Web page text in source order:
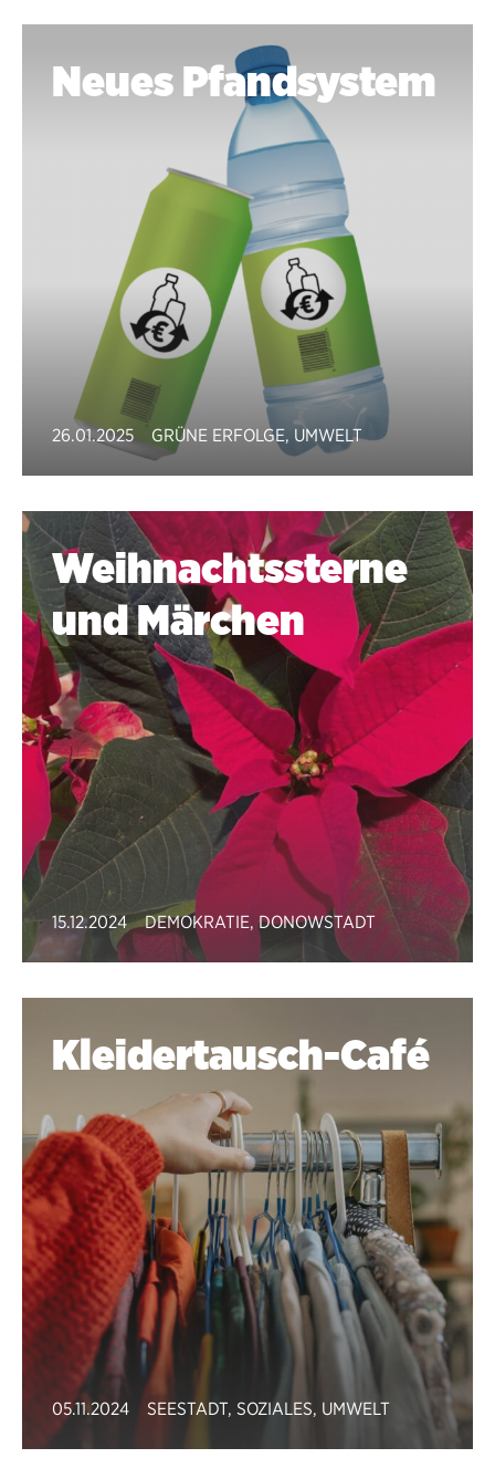
Neues Pfandsystem
26.01.2025 GRÜNE ERFOLGE, UMWELT
Weihnachtssterne
und Märchen
15.12.2024 DEMOKRATIE,DONOWSTADT
Kleidertausch-Café
05.11.2024 SEESTADT, SOZIALES, UMWELT